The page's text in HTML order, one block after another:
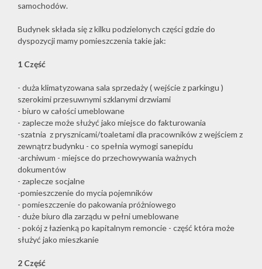
samochodów.
Budynek składa się z kilku podzielonych części gdzie do
dyspozycji mamy pomieszczenia takie jak:
1 Część
- duża klimatyzowana sala sprzedaży ( wejście z parkingu )
szerokimi przesuwnymi szklanymi drzwiami
- biuro w całości umeblowane
- zaplecze może służyć jako miejsce do fakturowania
-szatnia z prysznicami/toaletami dla pracowników z wejściem z
zewnątrz budynku - co spełnia wymogi sanepidu
-archiwum - miejsce do przechowywania ważnych
dokumentów
- zaplecze socjalne
-pomieszczenie do mycia pojemników
- pomieszczenie do pakowania próżniowego
- duże biuro dla zarządu w pełni umeblowane
- pokój z łazienką po kapitalnym remoncie - część która może
służyć jako mieszkanie
2 Część